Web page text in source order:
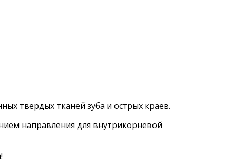
твердых тканей зуба и острых краев.
направления для внутрикорневой